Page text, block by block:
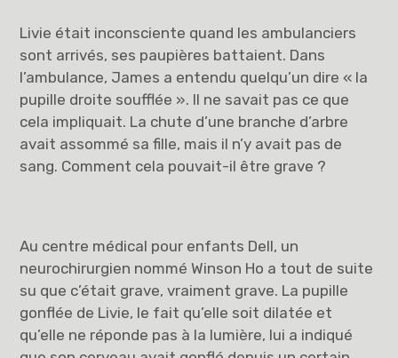
Livie était inconsciente quand les ambulanciers
sont arrivés, ses paupières battaient. Dans
l’ambulance, James a entendu quelqu’un dire « la
pupille droite soufflée ». Il ne savait pas ce que
cela impliquait. La chute d’une branche d’arbre
avait assommé sa fille, mais il n’y avait pas de
sang. Comment cela pouvait-il être grave ?
Au centre médical pour enfants Dell, un
neurochirurgien nommé Winson Ho a tout de suite
su que c’était grave, vraiment grave. La pupille
gonflée de Livie, le fait qu’elle soit dilatée et
qu’elle ne réponde pas à la lumière, lui a indiqué